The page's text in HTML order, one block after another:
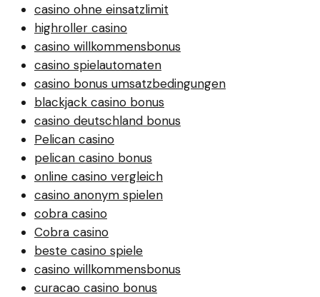
casino ohne einsatzlimit
highroller casino
casino willkommensbonus
casino spielautomaten
casino bonus umsatzbedingungen
blackjack casino bonus
casino deutschland bonus
Pelican casino
pelican casino bonus
online casino vergleich
casino anonym spielen
cobra casino
Cobra casino
beste casino spiele
casino willkommensbonus
curacao casino bonus